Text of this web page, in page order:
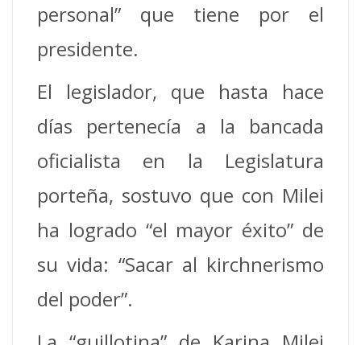
personal” que tiene por el
presidente.
El legislador, que hasta hace
días pertenecía a la bancada
oficialista en la Legislatura
porteña, sostuvo que con Milei
ha logrado “el mayor éxito” de
su vida: “Sacar al kirchnerismo
del poder”.